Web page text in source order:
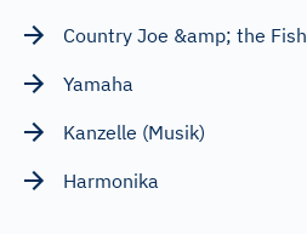
Country Joe &amp; the Fish
Yamaha
Kanzelle (Musik)
Harmonika